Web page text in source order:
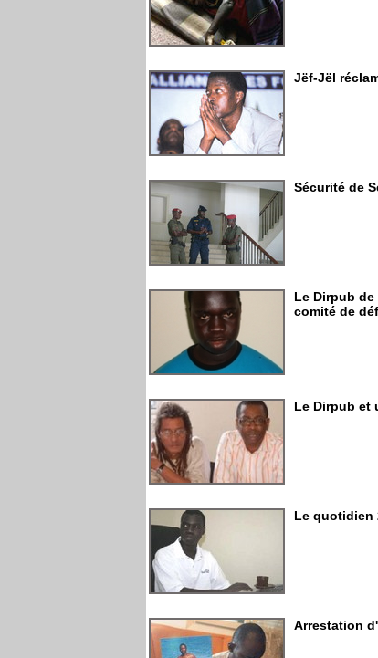
Jëf-Jël
Sécurité de
Le Dirpub
comité de
Le Dirpub et
Le quotidien
Arrestation